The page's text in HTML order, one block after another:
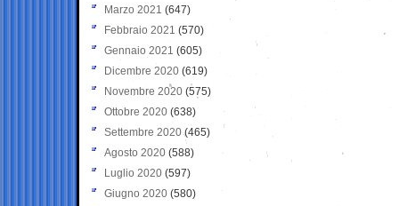
Marzo 2021 (647)
Febbraio 2021 (570)
Gennaio 2021 (605)
Dicembre 2020 (619)
Novembre 2020 (575)
Ottobre 2020 (638)
Settembre 2020(465)
Agosto 2020 (588)
Luglio 2020 (597)
Giugno 2020 (580)